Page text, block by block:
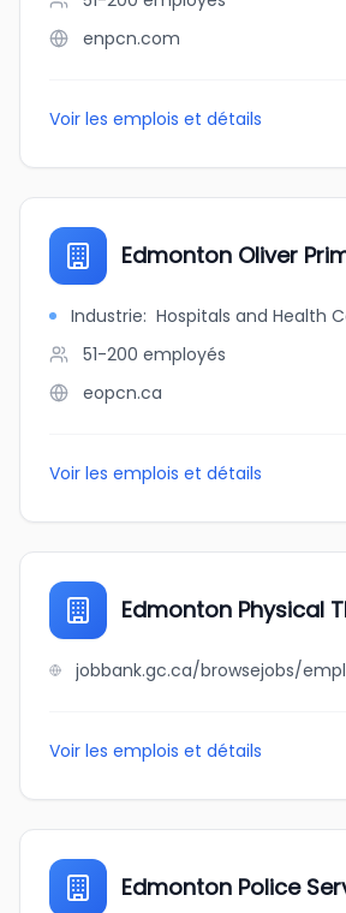
enpcn.com
Voir les emplois et détails
Edmonton Oliver
Industrie: Hospitals and Health
51-200 employés
eopcn.ca
Voir les emplois et détails
Edmonton Physical
Voir les emplois et détails
Edmonton Police